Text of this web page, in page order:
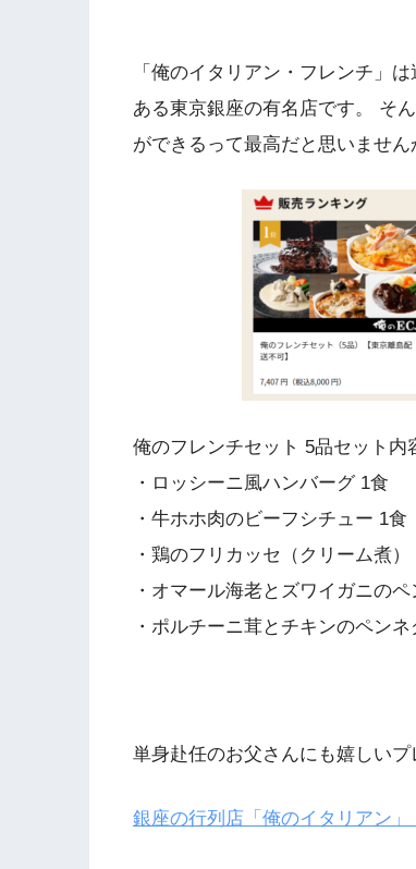
「俺のイタリアン・フレンチ」
ある東京銀座の有名店です。 そ
ができるって最高だと思いません
俺のフレンチセット 5品セット内
・ロッシーニ風ハンバーグ 1食
・牛ホホ肉のビーフシチュー 1食
・鶏のフリカッセ（クリーム煮）
・オマール海老とズワイガニの
・ポルチーニ茸とチキンのペン
単身赴任のお父さんにも嬉しいプ
銀座の行列店「俺のイタリアン